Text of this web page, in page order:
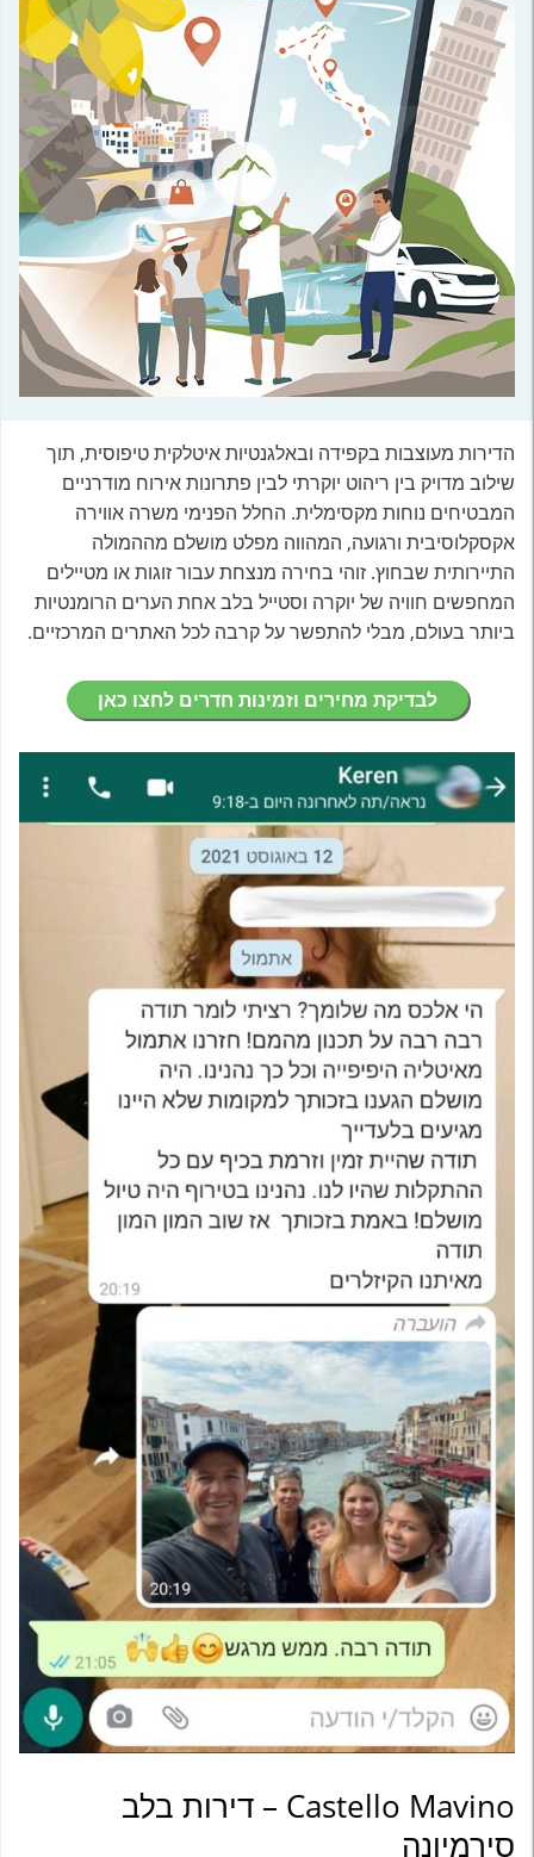
הדירות מעוצבות בקפידה ובאלגנטיות איטלקית טיפוסית, תוך
שילוב מדויק בין ריהוט יוקרתי לבין פתרונות אירוח מודרניים
המבטיחים נוחות מקסימלית. החלל הפנימי משרה אווירה
אקסקלוסיבית ורגועה, המהווה מפלט מושלם מההמולה
התיירותית שבחוץ. זוהי בחירה מנצחת עבור זוגות או מטיילים
המחפשים חוויה של יוקרה וסטייל בלב אחת הערים הרומנטיות
ביותר בעולם, מבלי להתפשר על קרבה לכל האתרים המרכזיים.
לבדיקת מחירים וזמינות חדרים לחצו כאן
Castello Mavino – דירות בלב
סירמיונה